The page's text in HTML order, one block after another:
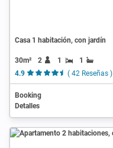
Casa 1 habitación, con jardín
30m² 2 1
1
4.9
( 42 Reseñas )
Booking
Detalles